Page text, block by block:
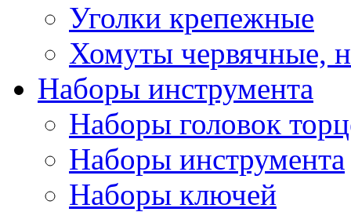
Уголки крепежные
Хомуты червячные,
Наборы инструмента
Наборы головок
Наборы инструмента
Наборы ключей